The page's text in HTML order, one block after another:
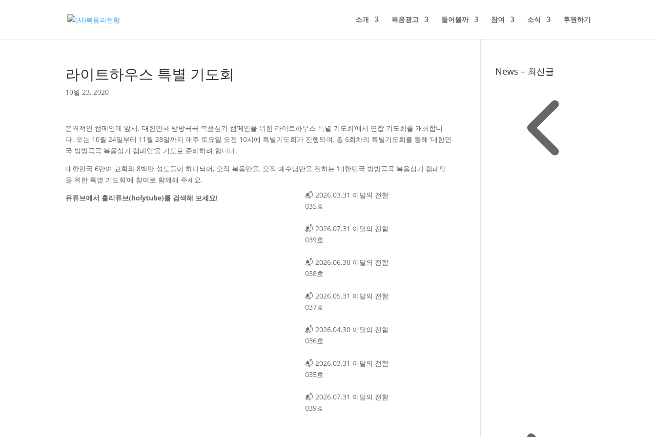
소개 복음광고 들어볼까 참여 소식 후원하기
라이트하우스 특별 기도회
10월 23, 2020
본격적인 캠페인에 앞서, ‘대한민국 방방곡곡 복음심기 캠페인을 위한 라이트하우스 특별 기도회’에서 연합 기도회를 개최합니
다. 오는 10월 24일부터 11월 28일까지 매주 토요일 오전 10시에 특별기도회가 진행되며, 총 6회차의 특별기도회를 통해 ‘대한민
국 방방곡곡 복음심기 캠페인’을 기도로 준비하려 합니다.
대한민국 6만여 교회와 8백만 성도들이 하나되어, 오직 복음만을, 오직 예수님만을 전하는 ‘대한민국 방방곡곡 복음심기 캠페인
을 위한 특별 기도회’에 참여로 함께해 주세요.
유튜브에서 홀리튜브(holytube)를 검색해 보세요!
News – 최신글
📬 2026.03.31 이달의 전함
📬 2026.07.31 이달의 전함
📬 2026.06.30 이달의 전함
📬 2026.05.31 이달의 전함
📬 2026.04.30 이달의 전함
📬 2026.03.31 이달의 전함
📬 2026.07.31 이달의 전함